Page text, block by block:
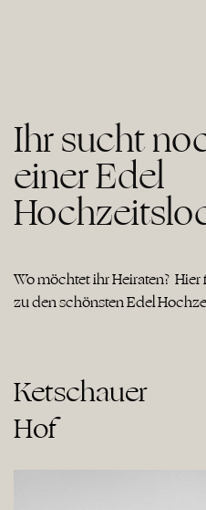
Ihr sucht
einer Edel
Wo möchtet ihr Heiraten?
zu den schönsten Edel
Ketschauer
Hof